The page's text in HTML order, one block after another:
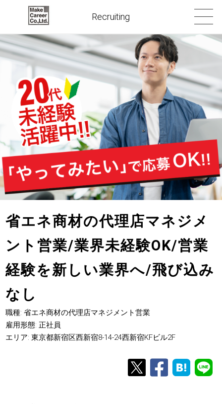
Recruiting
省エネ商材の代理店マネジメ
ント営業/業界未経験OK/営業
経験を新しい業界へ/飛び込み
なし
職種: 省エネ商材の代理店マネジメント営業
雇用形態: 正社員
エリア: 東京都新宿区西新宿8-14-24西新宿KFビル2F